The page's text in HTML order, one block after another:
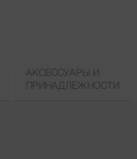
АКСЕССУАРЫ И
ПРИНАДЛЕЖНОСТИ